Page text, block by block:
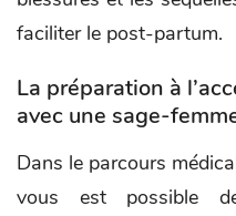
faciliter le post-partum.
La préparation à
avec une sage-
Dans le parcours
vous est possible